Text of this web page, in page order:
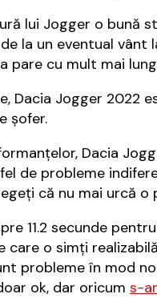
lui Jogger o bună
la un eventual
pare cu mult mai
Dacia Jogger 2022
șofer.
Dacia
de probleme
că nu mai urcă
11.2 secunde
care o simți
probleme în mod
ok, dar oricum s-